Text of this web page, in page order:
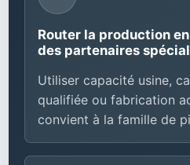
Router la production
des partenaires
Utiliser capacité usine,
qualifiée ou fabrication
convient à la famille de